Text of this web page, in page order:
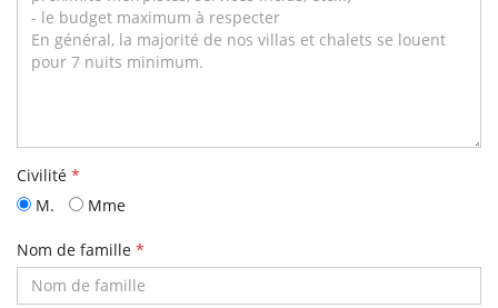
Civilité *
M.
Mme
Nom de famille *